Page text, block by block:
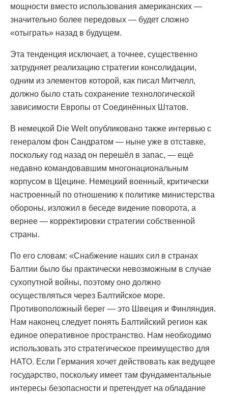
мощности вместо использования американских —
значительно более передовых — будет сложно
«отыграть» назад в будущем.
Эта тенденция исключает, а точнее, существенно
затрудняет реализацию стратегии консолидации,
одним из элементов которой, как писал Митчелл,
должно было стать сохранение технологической
зависимости Европы от Соединённых Штатов.
В немецкой Die Welt опубликовано также интервью с
генералом фон Сандратом — ныне уже в отставке,
поскольку год назад он перешёл в запас, — ещё
недавно командовавшим многонациональным
корпусом в Щецине. Немецкий военный, критически
настроенный по отношению к политике министерства
обороны, изложил в беседе видение поворота, а
вернее — корректировки стратегии собственной
страны.
По его словам: «Снабжение наших сил в странах
Балтии было бы практически невозможным в случае
сухопутной войны, поэтому оно должно
осуществляться через Балтийское море.
Противоположный берег — это Швеция и Финляндия.
Нам наконец следует понять Балтийский регион как
единое оперативное пространство. Нам необходимо
использовать это стратегическое преимущество для
НАТО. Если Германия хочет действовать как ведущее
государство, поскольку имеет там фундаментальные
интересы безопасности и претендует на обладание